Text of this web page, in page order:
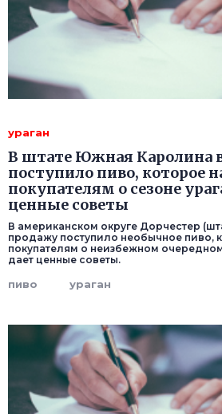
ураган
В штате Южная Каролина
поступило пиво, которое
покупателям о сезоне
ценные советы
В американском округе Дорчестер
продажу поступило необычное пиво,
покупателям о неизбежном
дает ценные советы.
пиво ураган